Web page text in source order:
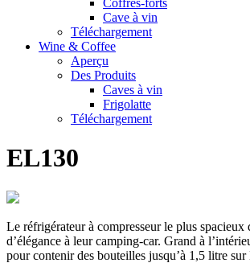
Cave à vin
Téléchargement
Wine & Coffee
Aperçu
Des Produits
Caves à vin
Frigolatte
Téléchargement
EL130
Le réfrigérateur à compresseur le plus
d’élégance à leur camping-car. Grand à
pour contenir des bouteilles jusqu’à 1,5 litre